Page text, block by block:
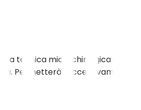
tecnica microchirurgica
Permetterà successivamente